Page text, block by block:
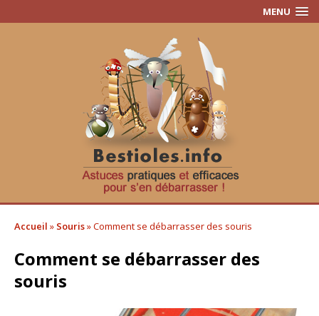
MENU
Accueil » Souris»Comment se débarrasser des souris
Comment se débarrasser des
souris